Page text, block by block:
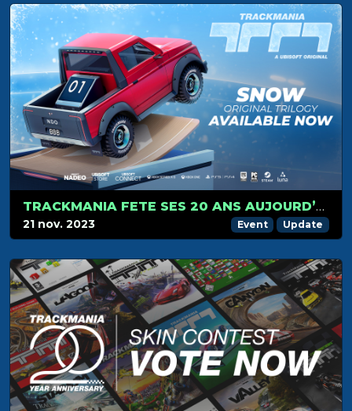
TRACKMANIA FETE SES 20 ANS AUJOURD’HUI AVEC DU NOUVEAU CONTENU ET DE NOMBREUSES ANIMATIONS !
21 nov. 2023 Event Update